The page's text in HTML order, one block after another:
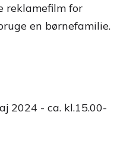
reklamefilm for
en børnefamilie.
2024 - ca. kl.15.00-